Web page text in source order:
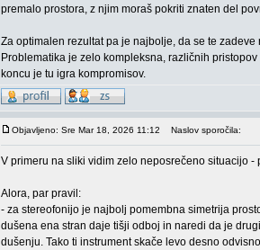
premalo prostora, z njim moraš pokriti znaten del
Za optimalen rezultat pa je najbolje, da se te
Problematika je zelo kompleksna, različnih
koncu je tu igra kompromisov.
Objavljeno: Sre Mar 18, 2026 11:12 Naslov sporočila:
V primeru na sliki vidim zelo neposrečeno situacijo
Alora, par pravil:
- za stereofonijo je najbolj pomembna simetrija
dušena ena stran daje tišji odboj in naredi da je
dušenju. Tako ti instrument skače levo desno